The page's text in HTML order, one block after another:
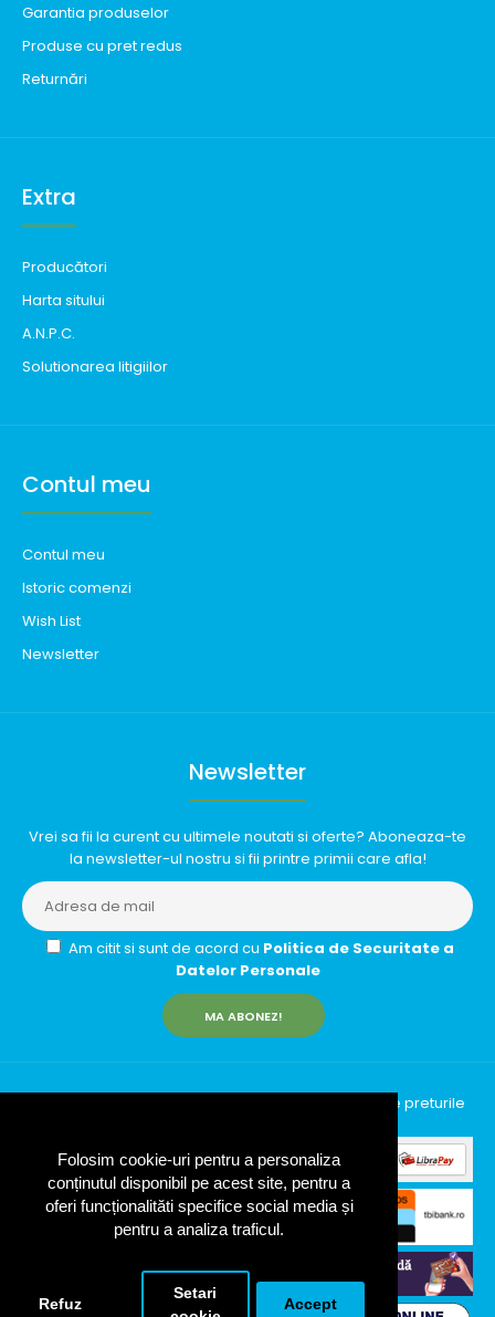
Folosim cookie-uri pentru a personaliza
conținutul disponibil pe acest site, pentru a
oferi funcționalităti specifice social media și
pentru a analiza traficul.
Refuz
Setari
Accept
Garantia produselor
Produse cu pret redus
Returnări
Extra
Producători
Harta sitului
A.N.P.C.
Solutionarea litigiilor
Contul meu
Contul meu
Istoric comenzi
Wish List
Newsletter
Newsletter
Vrei sa fii la curent cu ultimele noutati si oferte? Aboneaza-te
la newsletter-ul nostru si fii printre primii care afla!
Am citit si sunt de acord cu Politica de Securitate a
Datelor Personale
MA ABONEZ!
InfinityRun © 2026 Toate drepturile rezervate | Toate preturile